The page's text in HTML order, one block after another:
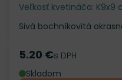
Veľkosť kvetináča: K9x9
Sivá bochníkovitá
Cena
5.20 €s DPH
Skladom